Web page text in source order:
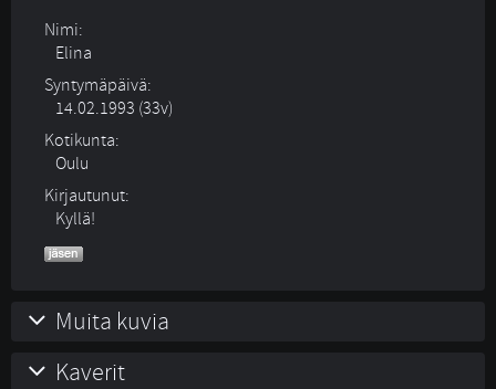
Nimi:
Elina
Syntymäpäivä:
14.02.1993 (33v)
Kotikunta:
Oulu
Kirjautunut:
Kyllä!
Muita kuvia
Kaverit